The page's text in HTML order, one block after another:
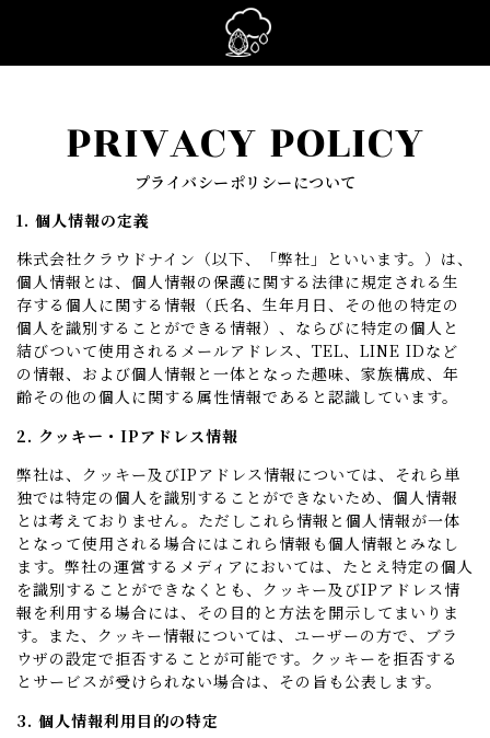
PRIVACY POLICY
プライバシーポリシーについて
1. 個人情報の定義
株式会社クラウドナイン（以下、「弊社」といいます。）は、
個人情報とは、個人情報の保護に関する法律に規定される生
存する個人に関する情報（氏名、生年月日、その他の特定の
個人を識別することができる情報）、ならびに特定の個人と
結びついて使用されるメールアドレス、TEL、LINE IDなど
の情報、および個人情報と一体となった趣味、家族構成、年
齢その他の個人に関する属性情報であると認識しています。
2. クッキー・IPアドレス情報
弊社は、クッキー及びIPアドレス情報については、それら単
独では特定の個人を識別することができないため、個人情報
とは考えておりません。ただしこれら情報と個人情報が一体
となって使用される場合にはこれら情報も個人情報とみなし
ます。弊社の運営するメディアにおいては、たとえ特定の個人
を識別することができなくとも、クッキー及びIPアドレス情
報を利用する場合には、その目的と方法を開示してまいりま
す。また、クッキー情報については、ユーザーの方で、ブラ
ウザの設定で拒否することが可能です。クッキーを拒否する
とサービスが受けられない場合は、その旨も公表します。
3. 個人情報利用目的の特定